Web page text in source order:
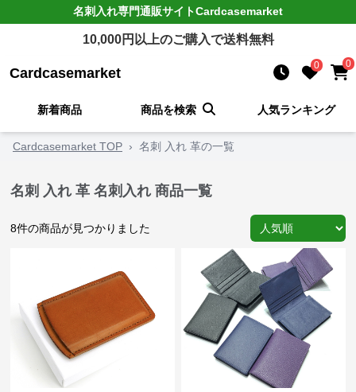
名刺入れ専門通販サイトCardcasemarket
10,000円以上のご購入で送料無料
Cardcasemarket 0 0
新着商品 商品を検索 人気ランキング
Cardcasemarket TOP › 名刺 入れ 革の一覧
名刺 入れ 革 名刺入れ 商品一覧
8件の商品が見つかりました